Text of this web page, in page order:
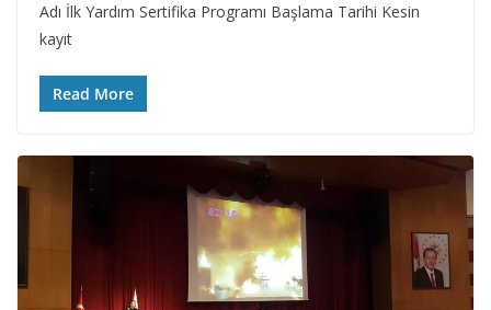
Adı İlk Yardım Sertifika Programı Başlama Tarihi Kesin
kayıt
Read More